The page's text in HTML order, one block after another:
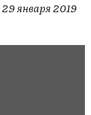
29 января 2019